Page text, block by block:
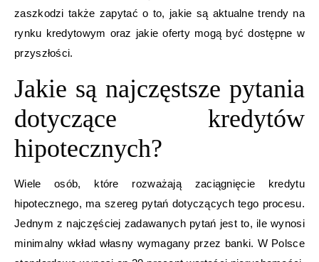
zaszkodzi także zapytać o to, jakie są aktualne trendy na
rynku kredytowym oraz jakie oferty mogą być dostępne w
przyszłości.
Jakie są najczęstsze pytania
dotyczące kredytów
hipotecznych?
Wiele osób, które rozważają zaciągnięcie kredytu
hipotecznego, ma szereg pytań dotyczących tego procesu.
Jednym z najczęściej zadawanych pytań jest to, ile wynosi
minimalny wkład własny wymagany przez banki. W Polsce